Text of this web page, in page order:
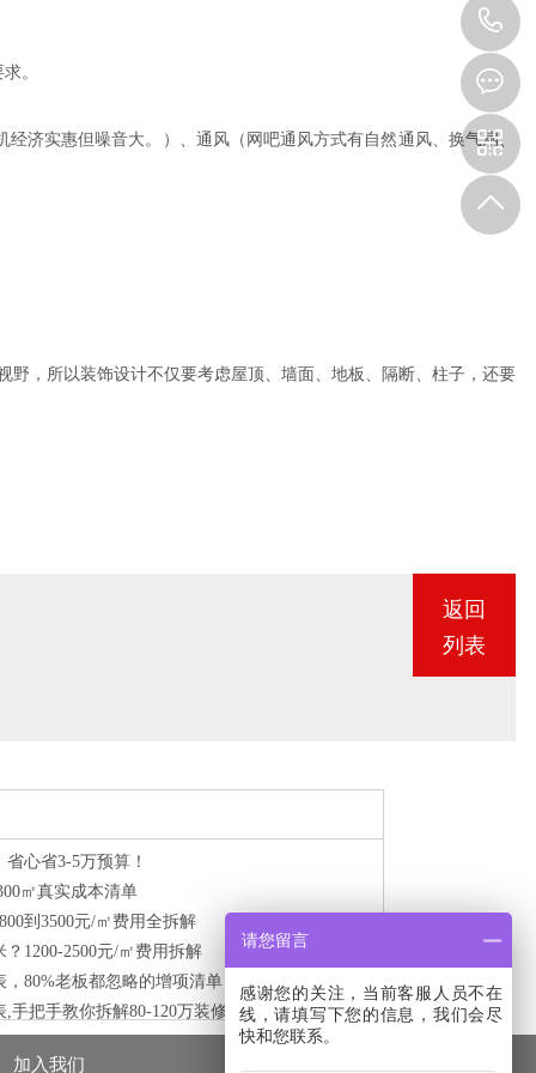
。
济实惠但噪音大。）、通风（网吧通风方式有自然通风、换气扇、
，所以装饰设计不仅要考虑屋顶、墙面、地板、隔断、柱子，还要
返回
列表
心省3-5万预算！
㎡真实成本清单
到3500元/㎡费用全拆解
1200-2500元/㎡费用拆解
80%老板都忽略的增项清单
把手教你拆解80-120万装修预算
加入我们
0
2
3
-
请您留言
感谢您的关注，当前客服人员不在
线，请填写下您的信息，我们会尽
快和您联系。